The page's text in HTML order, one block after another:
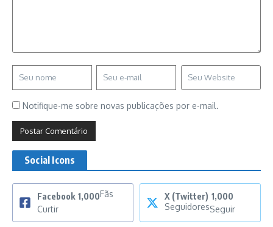
Notifique-me sobre novas publicações por e-mail.
Social Icons
Facebook 1,000Fãs
Curtir
X (Twitter) 1,000
SeguidoresSeguir